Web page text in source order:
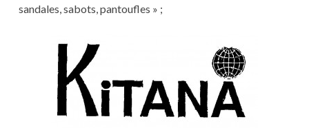
sandales, sabots, pantoufles » ;